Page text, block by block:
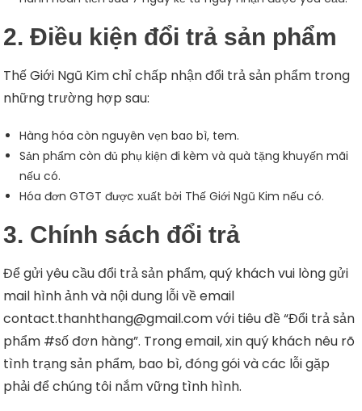
2. Điều kiện đổi trả sản phẩm
Thế Giới Ngũ Kim chỉ chấp nhận đổi trả sản phẩm trong
những trường hợp sau:
Hàng hóa còn nguyên vẹn bao bì, tem.
Sản phẩm còn đủ phụ kiện đi kèm và quà tặng khuyến mãi
nếu có.
Hóa đơn GTGT được xuất bởi Thế Giới Ngũ Kim nếu có.
3. Chính sách đổi trả
Để gửi yêu cầu đổi trả sản phẩm, quý khách vui lòng gửi
mail hình ảnh và nội dung lỗi về email
contact.thanhthang@gmail.com với tiêu đề “Đổi trả sản
phẩm #số đơn hàng”. Trong email, xin quý khách nêu rõ
tình trạng sản phẩm, bao bì, đóng gói và các lỗi gặp
phải để chúng tôi nắm vững tình hình.